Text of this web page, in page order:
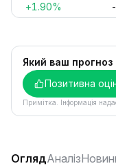
+1.90%
Який ваш прогноз
Позитивна
Примітка. Інформація
ОглядАналіз